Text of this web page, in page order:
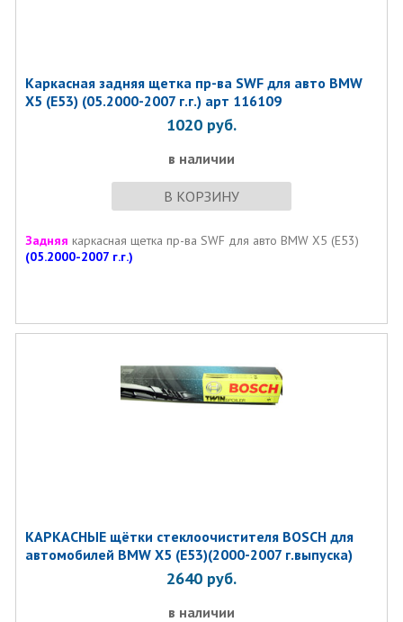
Каркасная задняя щетка пр-ва SWF для авто BMW
X5 (E53) (05.2000-2007 г.г.) арт 116109
1020 руб.
в наличии
В КОРЗИНУ
Задняя каркасная щетка пр-ва SWF для авто BMW X5 (E53)
(05.2000-2007 г.г.)
КАРКАСНЫЕ щётки стеклоочистителя BOSCH для
автомобилей BMW X5 (E53)(2000-2007 г.выпуска)
2640 руб.
в наличии